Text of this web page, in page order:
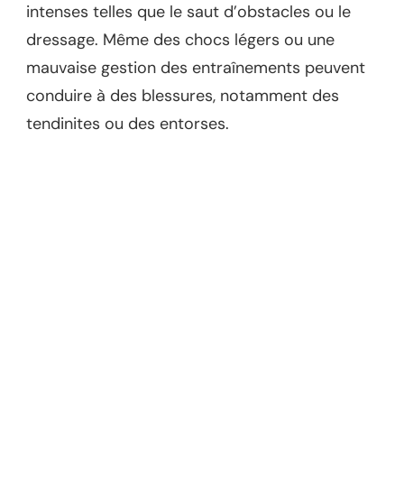
intenses telles que le saut d’obstacles ou le
dressage. Même des chocs légers ou une
mauvaise gestion des entraînements peuvent
conduire à des blessures, notamment des
tendinites ou des entorses.